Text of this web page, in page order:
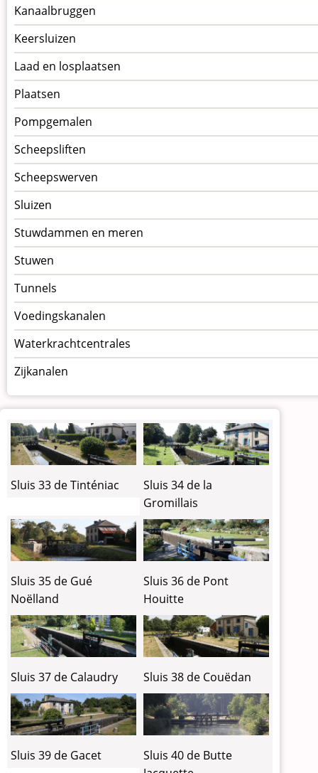
Kanaalbruggen
Keersluizen
Laad en losplaatsen
Plaatsen
Pompgemalen
Scheepsliften
Scheepswerven
Sluizen
Stuwdammen en meren
Stuwen
Tunnels
Voedingskanalen
Waterkrachtcentrales
Zijkanalen
Sluis 33 de Tinténiac
Sluis 34 de la
Gromillais
Sluis 35 de Gué
Noëlland
Sluis 36 de Pont
Houitte
Sluis 37 de Calaudry Sluis 38 de Couëdan
Sluis 39 de Gacet
Sluis 40 de Butte